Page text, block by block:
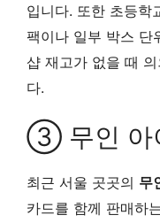
입니다. 또한 초등학
팩이나 일부 박스 단
샵 재고가 없을 때
다.
③ 무인 아
최근 서울 곳곳의 무
카드를 함께 판매하